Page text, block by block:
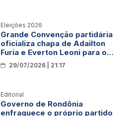
Eleições 2026
Grande Convenção partidária
oficializa chapa de Adailton
Furia e Everton Leoni para o
Governo de Rondônia
29/07/2026 | 21:17
Editorial
Governo de Rondônia
enfraquece o próprio partido